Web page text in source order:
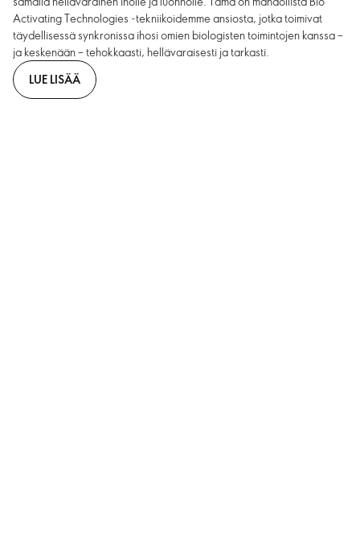
Activating Technologies -tekniikoidemme ansiosta, jotka toimivat
täydellisessä synkronissa ihosi omien biologisten toimintojen kanssa –
ja keskenään – tehokkaasti, hellävaraisesti ja tarkasti.
LUE LISÄÄ